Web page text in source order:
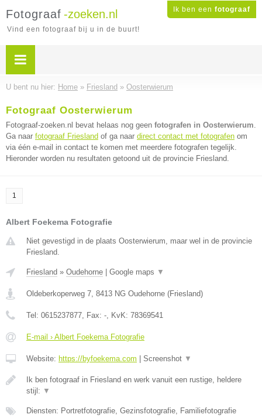
Ik ben een fotograaf
Fotograaf -zoeken.nl
Vind een fotograaf bij u in de buurt!
U bent nu hier: Home » Friesland » Oosterwierum
Fotograaf Oosterwierum
Fotograaf-zoeken.nl bevat helaas nog geen fotografen in Oosterwierum.
Ga naar fotograaf Friesland of ga naar direct contact met fotografen om
via één e-mail in contact te komen met meerdere fotografen tegelijk.
Hieronder worden nu resultaten getoond uit de provincie Friesland.
1
Albert Foekema Fotografie
Niet gevestigd in de plaats Oosterwierum, maar wel in de provincie
Friesland.
Friesland » Oudehorne Google maps ▼
Oldeberkoperweg 7, 8413 NG Oudehorne (Friesland)
Tel: 0615237877, Fax: -, KvK: 78369541
E-mail › Albert Foekema Fotografie
Website: https://byfoekema.com Screenshot ▼
Ik ben fotograaf in Friesland en werk vanuit een rustige, heldere
stijl: ▼
Diensten: Portretfotografie, Gezinsfotografie, Familiefotografie